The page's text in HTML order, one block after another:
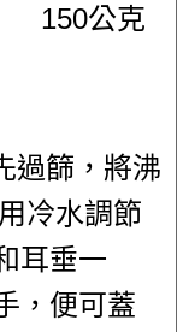
150公克
過篩，將沸
冷水調節
耳垂一
，便可蓋